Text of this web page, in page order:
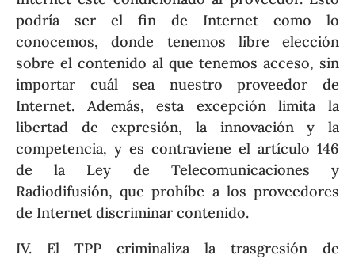
podría ser el fin de Internet como lo
conocemos, donde tenemos libre elección
sobre el contenido al que tenemos acceso, sin
importar cuál sea nuestro proveedor de
Internet. Además, esta excepción limita la
libertad de expresión, la innovación y la
competencia, y es contraviene el artículo 146
de la Ley de Telecomunicaciones y
Radiodifusión, que prohíbe a los proveedores
de Internet discriminar contenido.
IV. El TPP criminaliza la trasgresión de